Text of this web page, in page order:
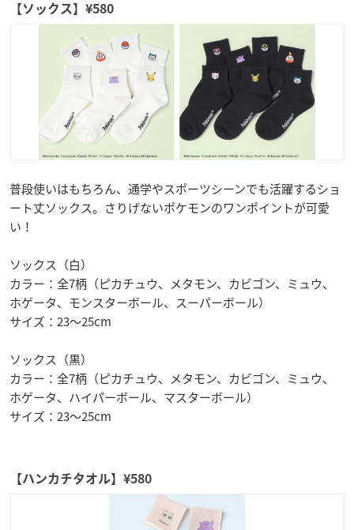
【ソックス】¥580
普段使いはもちろん、通学やスポーツシーンでも活躍するショ
ート丈ソックス。さりげないポケモンのワンポイントが可愛
い！
ソックス（白）
カラー：全7柄（ピカチュウ、メタモン、カビゴン、ミュウ、
ホゲータ、モンスターボール、スーパーボール）
サイズ：23～25cm
ソックス（黒）
カラー：全7柄（ピカチュウ、メタモン、カビゴン、ミュウ、
ホゲータ、ハイパーボール、マスターボール）
サイズ：23～25cm
【ハンカチタオル】¥580